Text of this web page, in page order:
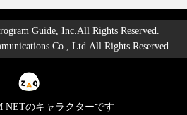
Guide, Inc.All Rights Reserved.
Co., Ltd.All Rights Reserved.
NETのキャラクターです